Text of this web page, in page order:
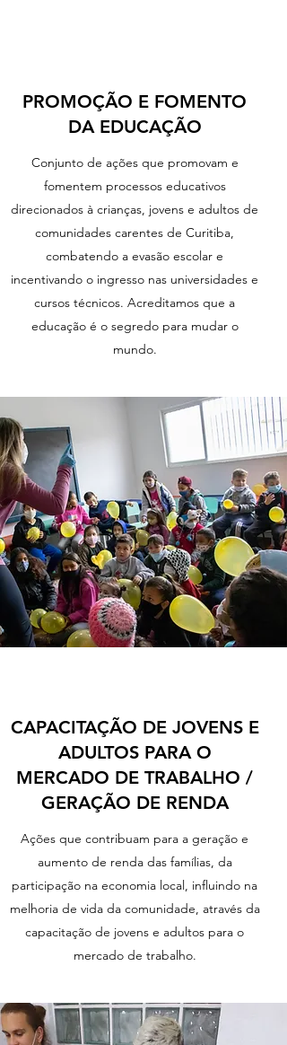
PROMOÇÃO E FOMENTO
DA EDUCAÇÃO
Conjunto de ações que promovam e
fomentem processos educativos
direcionados à crianças, jovens e adultos de
comunidades carentes de Curitiba,
combatendo a evasão escolar e
incentivando o ingresso nas universidades e
cursos técnicos. Acreditamos que a
educação é o segredo para mudar o
mundo.
CAPACITAÇÃO DE JOVENS E
ADULTOS PARA O
MERCADO DE TRABALHO /
GERAÇÃO DE RENDA
Ações que contribuam para a geração e
aumento de renda das famílias, da
participação na economia local, influindo na
melhoria de vida da comunidade, através da
capacitação de jovens e adultos para o
mercado de trabalho.